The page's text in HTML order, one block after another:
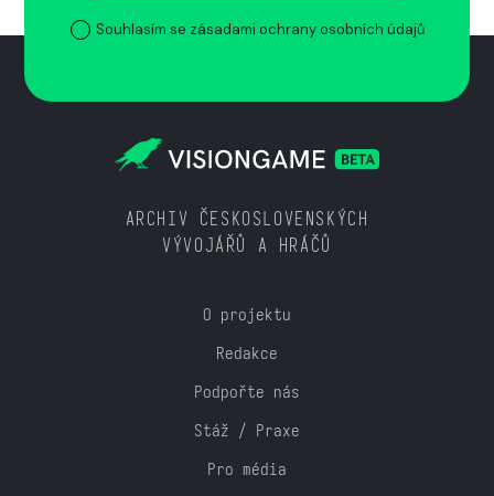
Souhlasím se zásadami ochrany osobních údajů
ARCHIV ČESKOSLOVENSKÝCH
VÝVOJÁŘŮ A HRÁČŮ
O projektu
Redakce
Podpořte nás
Stáž / Praxe
Pro média